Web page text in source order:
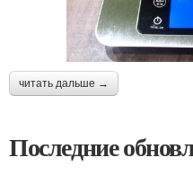
читать дальше →
Последние